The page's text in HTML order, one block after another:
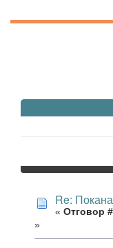
Re:
« Отговор
»